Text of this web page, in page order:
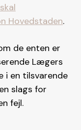
Hovedstaden.
de enten er
Lægers
i en tilsvarende
slags for
fejl.